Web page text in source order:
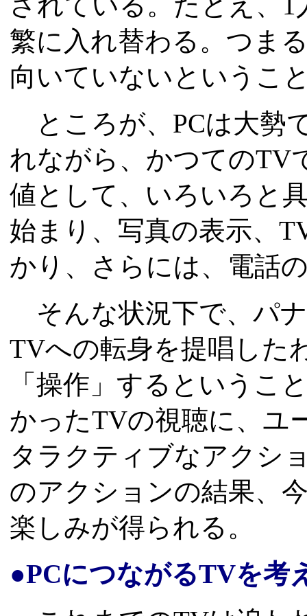
繁に入れ替わる。つま
向いていないというこ
ところが、PCは大勢
れながら、かつてのTV
値として、いろいろと
始まり、写真の表示、
かり、さらには、電話
そんな状況下で、パ
TVへの転身を提唱した
「操作」するというこ
かったTVの視聴に、ユ
タラクティブなアクシ
のアクションの結果、
楽しみが得られる。
●PCにつながるTVを考